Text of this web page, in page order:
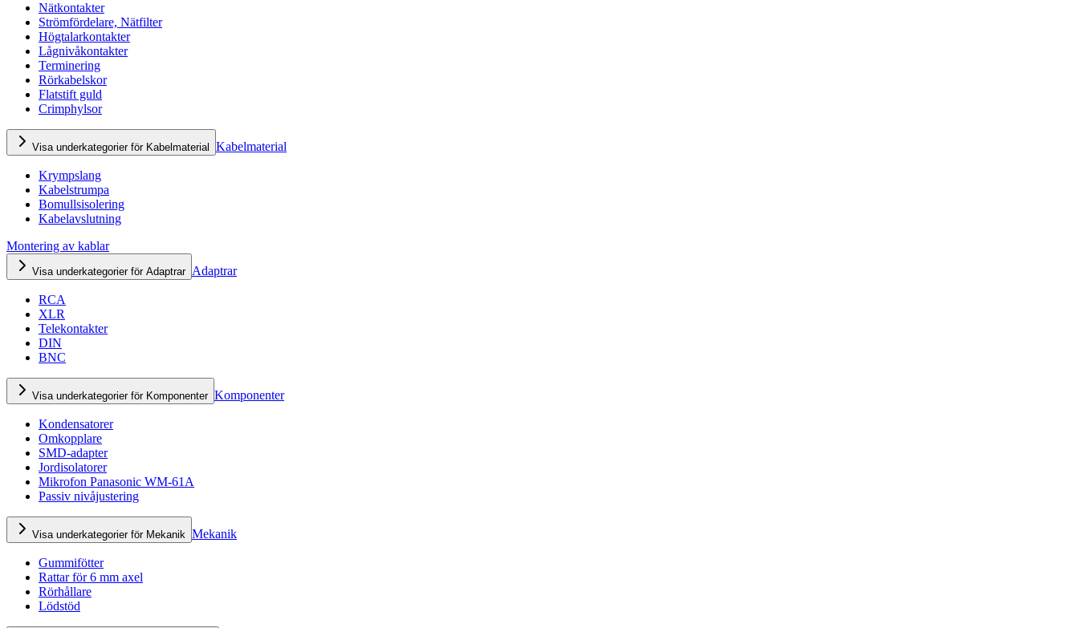
Nätkontakter
Strömfördelare, Nätfilter
Högtalarkontakter
Lågnivåkontakter
Terminering
Rörkabelskor
Flatstift guld
Crimphylsor
Visa underkategorier för Kabelmaterial Kabelmaterial
Krympslang
Kabelstrumpa
Bomullsisolering
Kabelavslutning
Montering av kablar
Visa underkategorier för Adaptrar Adaptrar
RCA
XLR
Telekontakter
DIN
BNC
Visa underkategorier för Komponenter Komponenter
Kondensatorer
Omkopplare
SMD-adapter
Jordisolatorer
Mikrofon Panasonic WM-61A
Passiv nivåjustering
Visa underkategorier för Mekanik Mekanik
Gummifötter
Rattar för 6 mm axel
Rörhållare
Lödstöd